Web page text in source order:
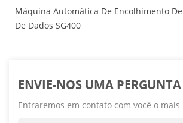
Máquina Automática De Encolhimento
De Dados SG400
ENVIE-NOS UMA PERGUNTA
Entraremos em contato com você o